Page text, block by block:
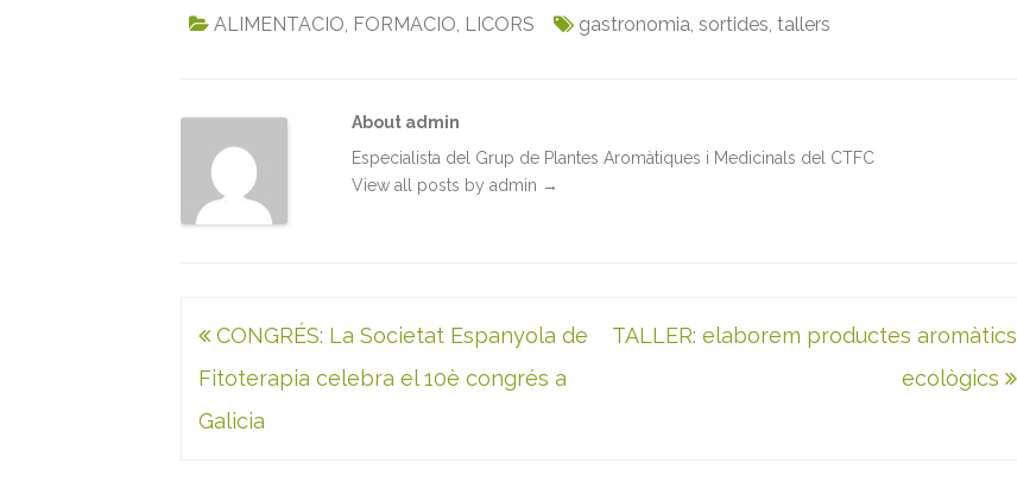
c
k
a
n
a
p
p
i
ALIMENTACIO, FORMACIO, LICORS gastronomia, sortides, tallers
About admin
Especialista del Grup de Plantes Aromàtiques i Medicinals del CTFC
View all posts by admin →
Navegació
d'entrades
CONGRÉS: La Societat Espanyola de
Fitoterapia celebra el 10è congrés a
Galicia
TALLER: elaborem productes aromàtics
ecològics